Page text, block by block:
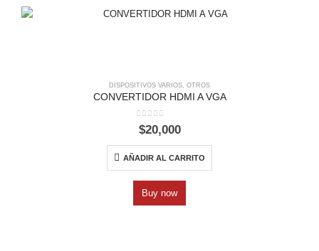
DISPOSITIVOS VARIOS, OTROS
CONVERTIDOR HDMI A VGA
0out of 5
$20,000
AÑADIR AL CARRITO
Buy now